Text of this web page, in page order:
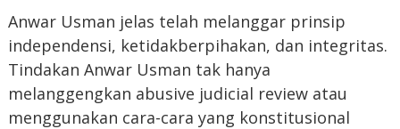
Anwar Usman jelas telah melanggar prinsip
independensi, ketidakberpihakan, dan integritas.
Tindakan Anwar Usman tak hanya
melanggengkan abusive judicial review atau
menggunakan cara-cara yang konstitusional